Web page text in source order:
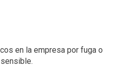
en la empresa por fuga o